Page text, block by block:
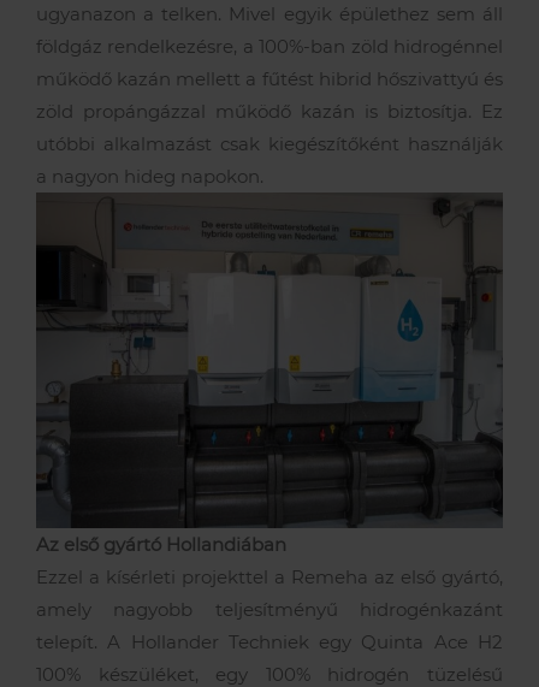
ugyanazon a telken. Mivel egyik épülethez sem áll
földgáz rendelkezésre, a 100%-ban zöld hidrogénnel
működő kazán mellett a fűtést hibrid hőszivattyú és
zöld propángázzal működő kazán is biztosítja. Ez
utóbbi alkalmazást csak kiegészítőként használják
a nagyon hideg napokon.
Az első gyártó Hollandiában
Ezzel a kísérleti projekttel a Remeha az első gyártó,
amely nagyobb teljesítményű hidrogénkazánt
telepít. A Hollander Techniek egy Quinta Ace H2
100% készüléket, egy 100% hidrogén tüzelésű